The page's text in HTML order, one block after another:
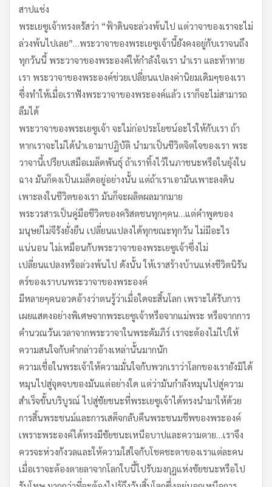
สาปแช่ง
พระเยซูเจ้าทรงตรัสว่า “ฟ้าดินจะล่วงพ้นไป แต่วาจาของเราจะไม่
ล่วงพ้นไปเลย”…พระวาจาของพระเยซูเจ้านี้ยังคงอยู่กับเราจนถึง
ทุกวันนี้ พระวาจาของพระองค์ให้กำลังใจเรา นำเรา และท้าทาย
เรา พระวาจาของพระองค์ช่วยเปลี่ยนแปลงค่านิยมเดิมๆของเรา
ซึ่งทำให้เมื่อเราฟังพระวาจาของพระองค์แล้ว เราก็จะไม่สามารถ
ลืมได้
พระวาจาของพระเยซูเจ้า จะไม่ก่อประโยชน์อะไรให้กับเรา ถ้า
หากเราจะไม่ได้นำเอามาปฏิบัติ นำมาเป็นชีวิตจิตใจของเรา พระ
วาจานี้เปรียบเสมือเมล็ดพันธุ์ ถ้าเราทิ้งไว้ในภาชนะหรือในยุ้งใน
ฉาง มันก็คงเป็นเมล็ดอยู่อย่างนั้น แต่ถ้าเราเอามันเพาะลงดิน
เพาะลงในชีวิตของเรา มันก็จะผลิตผลมากมาย
พระวรสารเป็นคู่มือชีวิตของคริสตชนทุกๆคน…แต่คำพูดของ
มนุษย์ไม่จีรังยั่งยืน เปลี่ยนแปลงได้ทุกขณะทุกวัน ไม่มีอะไร
แน่นอน ไม่เหมือนกับพระวาจาของพระเยซูเจ้าซึ่งไม่
เปลี่ยนแปลงหรือล่วงพ้นไป ดังนั้น ให้เราสร้างบ้านแห่งชีวิตนิรัน
ดร์ของเราบนพระวาจาของพระองค์
มีหลายๆคนอวดอ้างว่าตนรู้ว่าเมื่อใดจะสิ้นโลก เพราะได้รับการ
เผยแสดงอย่างพิเศษจากพระเยซูเจ้าหรือจากแม่พระ หรือจากการ
คำนวณวันเวลาจากพระวาจาในพระคัมภีร์ เราจะต้องไม่ไปให้
ความสนใจกับคำกล่าวอ้างเหล่านั้นมากนัก
ความเชื่อในพระเจ้าให้ความมั่นใจกับพวกเราว่าโลกของเรายังมิได้
หมุนไปสู่จุดจบของมันแต่อย่างใด แต่ว่ามันกำลังหมุนไปสู่ความ
สำเร็จขั้นบริบูรณ์ ไปสู่ชัยชนะที่พระเยซูเจ้าได้ทรงนำมาให้ด้วย
การสิ้นพระชนม์และการเสด็จกลับคืนพระชนมชีพของพระองค์
เพราะพระองค์ได้ทรงมีชัยชนะเหนือบาปและความตาย…เราจึง
ควรจะห่วงกังวลและให้ความใส่ใจกับโชคชะตาของเราแต่ละคน
เมื่อเราจะต้องตายลาจากโลกใบนี้ไปรับมงกุฎแห่งชัยชนะหรือไป